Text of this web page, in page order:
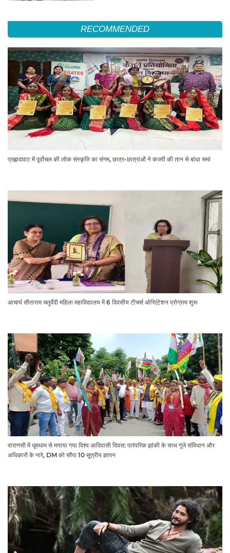
RECOMMENDED
प्रह्लादघाट में पूर्वांचल की लोक संस्कृति का संगम, छात्र-छात्राओं ने कजरी की तान से बांधा समां
आचार्य सीताराम चतुर्वेदी महिला महाविद्यालय में 6 दिवसीय टीचर्स ओरिएंटेशन प्रोग्राम शुरू
वाराणसी में धूमधाम से मनाया गया विश्व आदिवासी दिवस: पारंपरिक झांकी के साथ गूंजे संविधान और
अधिकारों के नारे, DM को सौंपा 10 सूत्रीय ज्ञापन